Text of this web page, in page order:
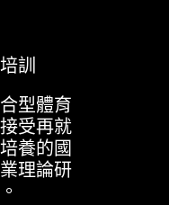
訓
型體育
受再就
養的國
理論研